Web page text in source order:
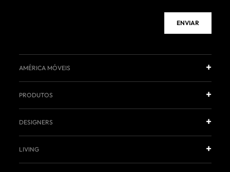
ENVIAR
AMÉRICA MÓVEIS
PRODUTOS
DESIGNERS
LIVING